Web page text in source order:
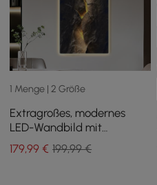
1 Menge | 2 Größe
Extragroßes, modernes
LED-Wandbild mit
Hintergrundbeleuchtung,
Heimdekor — USB-
179,99 € 199,99 €